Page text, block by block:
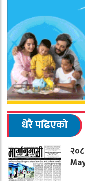
धेरै पढिएको